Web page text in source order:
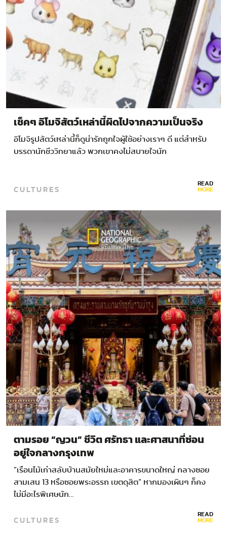
เช็คๆ อิโมจิสัตว์เหล่านี้ผิดไปจากความเป็นจริง
อิโมจิรูปสัตว์เหล่านี้ก็ดูน่ารักถูกใจผู้ใช้อย่างเราๆ ดี แต่สำหรับ
บรรดานักชีววิทยาแล้ว พวกเขาคงไม่สบายใจนัก
CULTURES READ
MORE
ตามรอย “ญวน” ชีวิต ศรัทธา และศาสนาที่ซ่อน
อยู่ใจกลางกรุงเทพ
“เรือนไม้เก่าสลับบ้านสมัยใหม่และอาคารขนาดใหญ่ กลางซอย
สามเสน 13 หรือซอยพระอรรถ เขตดุสิต” หากมองเผินๆ ก็คง
ไม่มีอะไรพิเศษนัก…
CULTURES READ
MORE